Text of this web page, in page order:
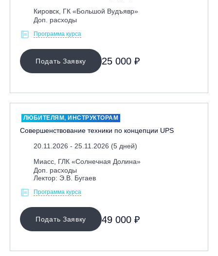
Кировск, ГК «Большой Вудъявр»
Доп. расходы
Программа курса
Подать Заявку 25 000 ₽
ЛЮБИТЕЛЯМ, ИНСТРУКТОРАМ
Совершенствование техники по концепции UPS
20.11.2026 - 25.11.2026 (5 дней)
Миасс, ГЛК «Солнечная Долина»
Доп. расходы
Лектор: Э.В. Бугаев
Программа курса
Подать Заявку 49 000 ₽